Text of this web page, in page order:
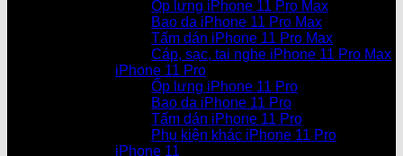
Ốp lưng iPhone 11 Pro Max
Bao da iPhone 11 Pro Max
Tấm dán iPhone 11 Pro Max
Cáp, sạc, tai nghe iPhone 11 Pro Max
iPhone 11 Pro
Ốp lưng iPhone 11 Pro
Bao da iPhone 11 Pro
Tấm dán iPhone 11 Pro
Phụ kiện khác iPhone 11 Pro
iPhone 11